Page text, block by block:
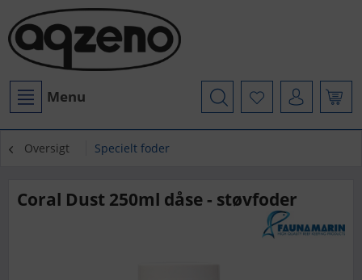
Menu
Oversigt Specielt foder
Coral Dust 250ml dåse - støvfoder